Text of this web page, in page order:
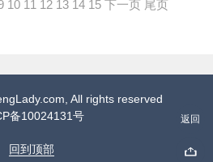
10 11 12 13 14 15 下一页 尾页
All rights reserved
备10024131号
回到顶部
返回